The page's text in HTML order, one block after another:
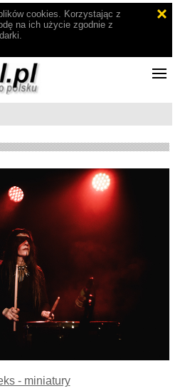
cookies. Korzystając z
na ich użycie zgodnie z
- miniatury